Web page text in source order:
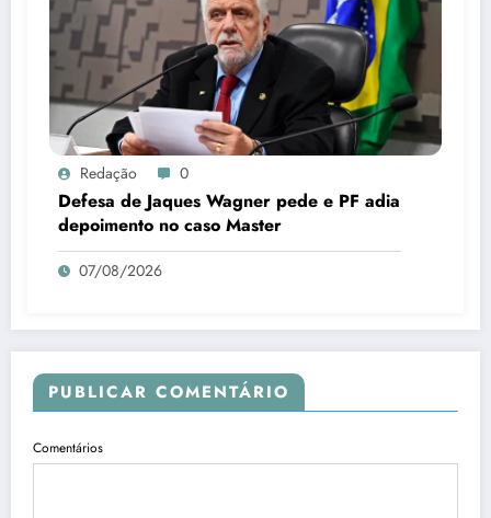
Redação 0
Defesa de Jaques Wagner pede e PF adia
depoimento no caso Master
07/08/2026
PUBLICAR COMENTÁRIO
Comentários